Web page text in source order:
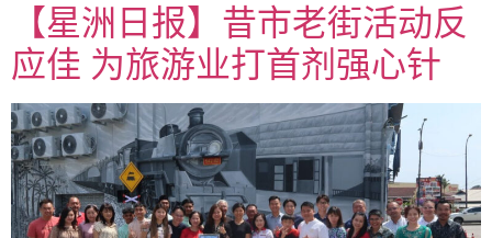
【星洲日报】昔市老街活动反
应佳 为旅游业打首剂强心针